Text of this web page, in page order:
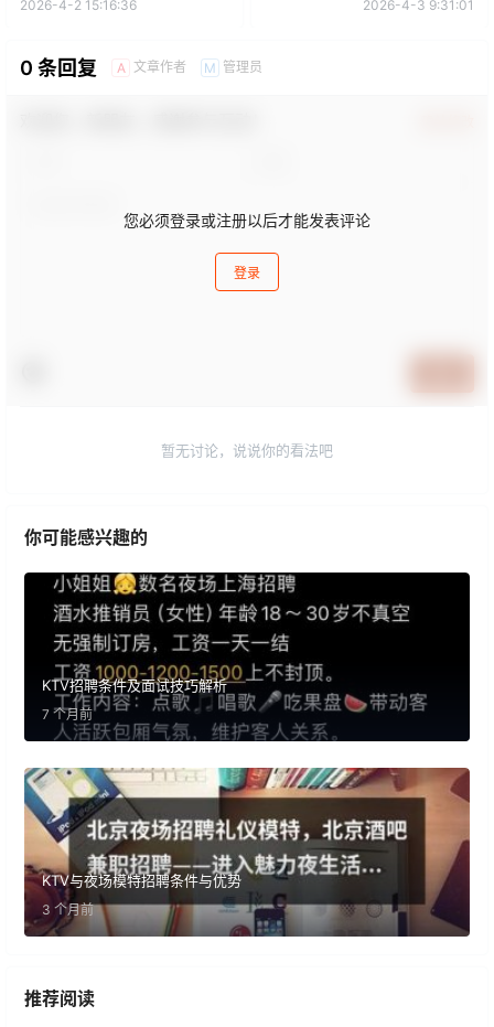
2026-4-2 15:16:36 2026-4-3 9:31:01
0 条回复 A 文章作者 M 管理员
您必须登录或注册以后才能发表评论
登录
暂无讨论，说说你的看法吧
你可能感兴趣的
KTV招聘条件及面试技巧解析
7 个月前
KTV与夜场模特招聘条件与优势
3 个月前
推荐阅读